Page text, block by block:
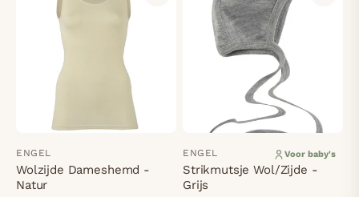
ENGEL
Wolzijde Dameshemd -
Natur
ENGEL Voor baby's
Strikmutsje Wol/Zijde -
Grijs